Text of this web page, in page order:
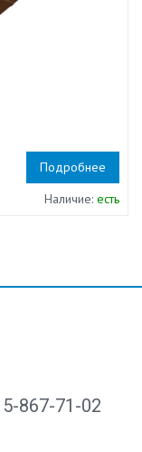
Подробнее
Наличие: есть
867-71-02